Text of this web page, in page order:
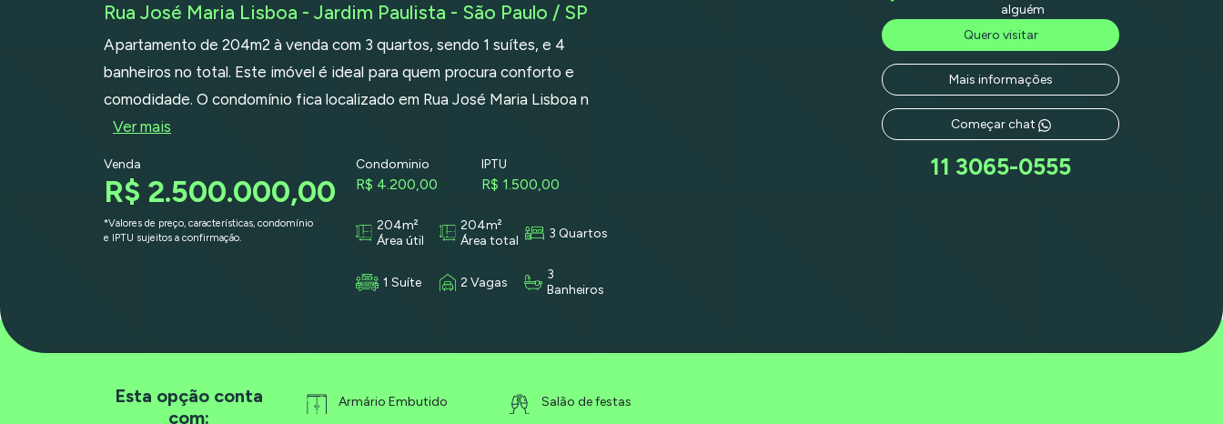
Rua José Maria Lisboa - Jardim Paulista - São Paulo / SP
Apartamento de 204m2 à venda com 3 quartos, sendo 1 suítes, e 4
banheiros no total. Este imóvel é ideal para quem procura conforto e
comodidade. O condomínio fica localizado em Rua José Maria Lisboa n
Ver mais
Venda
R$ 2.500.000,00
*Valores de preço, características, condomínio
e IPTU sujeitos a confirmação.
Condominio
R$ 4.200,00
IPTU
R$ 1.500,00
204m²
Área útil
204m²
Área total
3 Quartos
1 Suíte 2 Vagas
3
Banheiros
alguém
Quero visitar
Mais informações
Começar chat
11 3065-0555
Esta opção conta
com:
Armário Embutido Salão de festas